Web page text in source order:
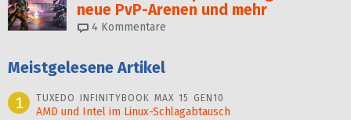
neue PvP-Arenen und mehr
4 Kommentare
Meistgelesene Artikel
1
TUXEDO INFINITYBOOK MAX 15 GEN10
AMD und Intel im Linux-Schlagabtausch